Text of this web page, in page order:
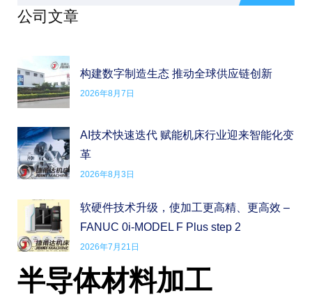
公司文章
构建数字制造生态 推动全球供应链创新
2026年8月7日
AI技术快速迭代 赋能机床行业迎来智能化变
革
2026年8月3日
软硬件技术升级，使加工更高精、更高效 –
FANUC 0i-MODEL F Plus step 2
2026年7月21日
半导体材料加工